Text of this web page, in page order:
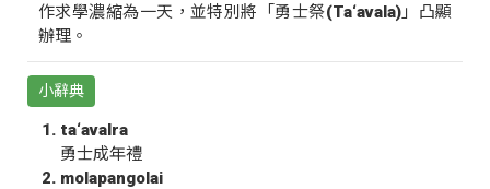
作求學濃縮為一天，並特別將「勇士祭(Ta‘avala)」凸顯
辦理。
小辭典
ta‘avalra
勇士成年禮
molapangolai